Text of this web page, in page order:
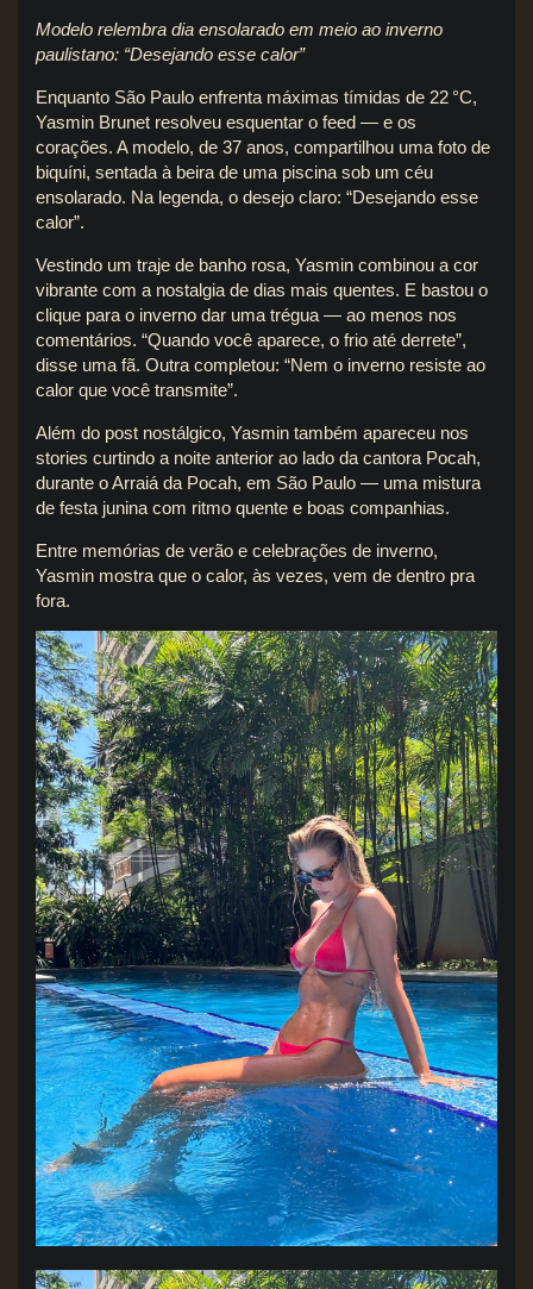
Modelo relembra dia ensolarado em meio ao inverno
paulistano: “Desejando esse calor”
Enquanto São Paulo enfrenta máximas tímidas de 22 °C,
Yasmin Brunet resolveu esquentar o feed — e os
corações. A modelo, de 37 anos, compartilhou uma foto de
biquíni, sentada à beira de uma piscina sob um céu
ensolarado. Na legenda, o desejo claro: “Desejando esse
calor”.
Vestindo um traje de banho rosa, Yasmin combinou a cor
vibrante com a nostalgia de dias mais quentes. E bastou o
clique para o inverno dar uma trégua — ao menos nos
comentários. “Quando você aparece, o frio até derrete”,
disse uma fã. Outra completou: “Nem o inverno resiste ao
calor que você transmite”.
Além do post nostálgico, Yasmin também apareceu nos
stories curtindo a noite anterior ao lado da cantora Pocah,
durante o Arraiá da Pocah, em São Paulo — uma mistura
de festa junina com ritmo quente e boas companhias.
Entre memórias de verão e celebrações de inverno,
Yasmin mostra que o calor, às vezes, vem de dentro pra
fora.